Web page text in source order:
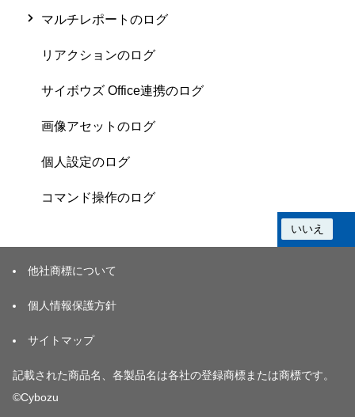
マルチレポートのログ
リアクションのログ
サイボウズ Office連携のログ
画像アセットのログ
個人設定のログ
コマンド操作のログ
いいえ
他社商標について
個人情報保護方針
サイトマップ
記載された商品名、各製品名は各社の登録商標または商標です。
©Cybozu